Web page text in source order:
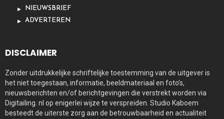
NIEUWSBRIEF
ADVERTEREN
DISCLAIMER
Zonder uitdrukkelijke schriftelijke toestemming van de uitgever is
het niet toegestaan, informatie, beeldmateriaal en foto’s,
nieuwsberichten en/of berichtgevingen die verstrekt worden via
Digitailing. nl op enigerlei wijze te verspreiden. Studio Kaboem
besteedt de uiterste zorg aan de betrouwbaarheid en actualiteit